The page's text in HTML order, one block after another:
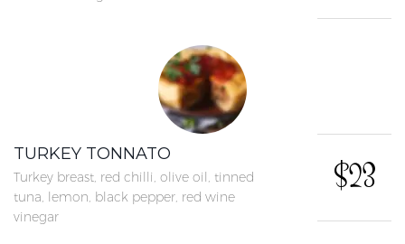
TURKEY TONNATO
Turkey breast, red chilli, olive oil, tinned
tuna, lemon, black pepper, red wine
vinegar
$23